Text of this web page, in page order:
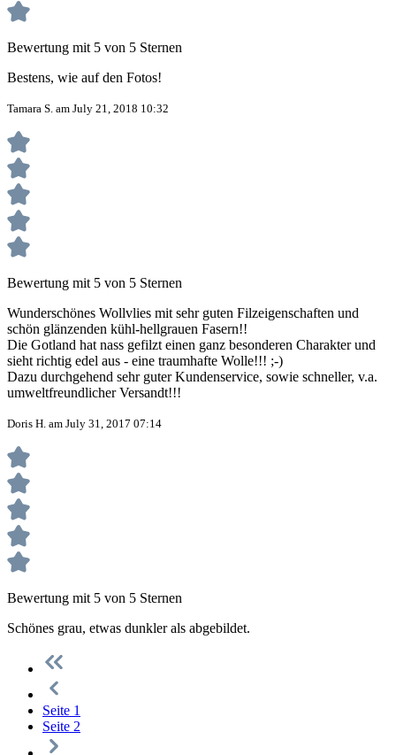
Bewertung mit 5 von 5 Sternen
Bestens, wie auf den Fotos!
Tamara S. am July 21, 2018 10:32
Bewertung mit 5 von 5 Sternen
Wunderschönes Wollvlies mit sehr guten Filzeigenschaften und
schön glänzenden kühl-hellgrauen Fasern!!
Die Gotland hat nass gefilzt einen ganz besonderen Charakter und
sieht richtig edel aus - eine traumhafte Wolle!!! ;-)
Dazu durchgehend sehr guter Kundenservice, sowie schneller, v.a.
umweltfreundlicher Versandt!!!
Doris H. am July 31, 2017 07:14
Bewertung mit 5 von 5 Sternen
Schönes grau, etwas dunkler als abgebildet.
Seite 1
Seite 2